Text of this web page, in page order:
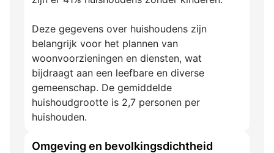
Deze gegevens over huishoudens zijn
belangrijk voor het plannen van
woonvoorzieningen en diensten, wat
bijdraagt aan een leefbare en diverse
gemeenschap. De gemiddelde
huishoudgrootte is 2,7 personen per
huishouden.
Omgeving en bevolkingsdichtheid